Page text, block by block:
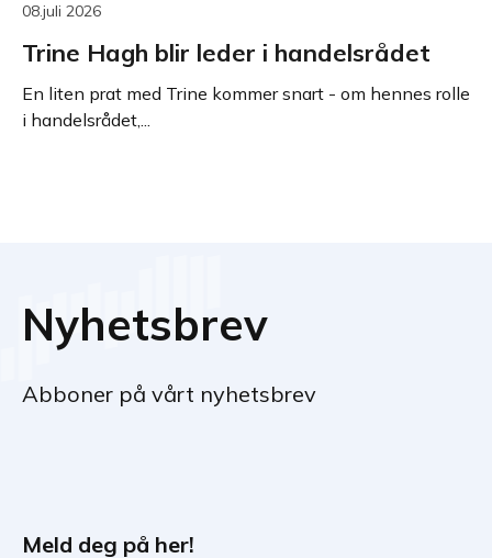
08.juli 2026
Trine Hagh blir leder i handelsrådet
En liten prat med Trine kommer snart - om hennes rolle
i handelsrådet,...
Nyhetsbrev
Abboner på vårt nyhetsbrev
Meld deg på her!